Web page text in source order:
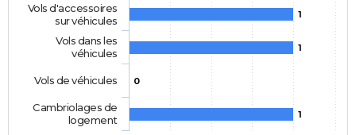
1
1
0
1
Vols d'accessoires
sur véhicules
Vols dans les
véhicules
Vols de véhicules
Cambriolages de
logement